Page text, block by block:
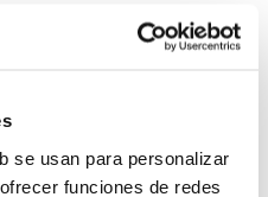
se usan para personalizar
funciones de redes
también hay un
Teresa-Lucentum